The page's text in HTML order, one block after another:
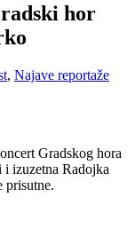
hor
, Najave reportaže
Gradskog hora
izuzetna Radojka
prisutne.